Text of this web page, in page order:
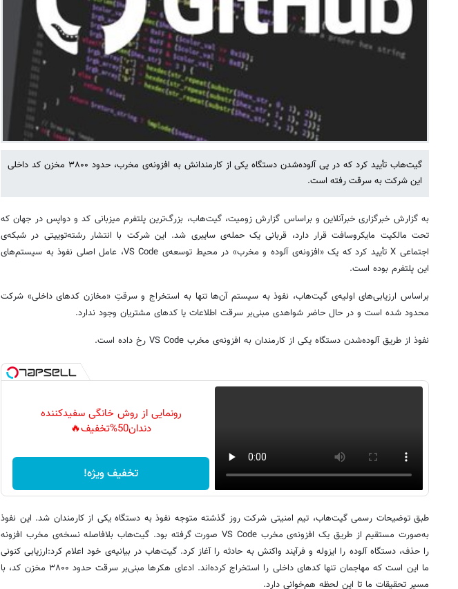
گیت‌هاب تأیید کرد که در پی آلوده‌شدن دستگاه یکی از کارمندانش به افزونه‌ی مخرب، حدود ۳۸۰۰ مخزن کد داخلی
این شرکت به سرقت رفته است.
به گزارش خبرگزاری خبرآنلاین و براساس گزارش زومیت، گیت‌هاب، بزرگ‌ترین پلتفرم میزبانی کد و دواپس در جهان که
تحت مالکیت مایکروسافت قرار دارد، قربانی یک حمله‌ی سایبری شد. این شرکت با انتشار رشته‌توییتی در شبکه‌ی
اجتماعی X تأیید کرد که یک «افزونه‌ی آلوده و مخرب» در محیط توسعه‌ی VS Code، عامل اصلی نفوذ به سیستم‌های
این پلتفرم بوده است.
براساس ارزیابی‌های اولیه‌ی گیت‌هاب، نفوذ به سیستم آن‌ها تنها به استخراج و سرقتِ «مخازن کدهای داخلی» شرکت
محدود شده است و در حال حاضر شواهدی مبنی‌بر سرقت اطلاعات یا کدهای مشتریان وجود ندارد.
نفوذ از طریق آلوده‌شدن دستگاه یکی از کارمندان به افزونه‌ی مخرب VS Code رخ داده است.
رونمایی از روش خانگی سفیدکننده
دندان50%تخفیف🔥
تخفیف ویژه!
طبق توضیحات رسمی گیت‌هاب، تیم امنیتی شرکت روز گذشته متوجه نفوذ به دستگاه یکی از کارمندان شد. این نفوذ
به‌صورت مستقیم از طریق یک افزونه‌ی مخرب VS Code صورت گرفته بود. گیت‌هاب بلافاصله نسخه‌ی مخرب افزونه
را حذف، دستگاه آلوده را ایزوله و فرآیند واکنش به حادثه را آغاز کرد. گیت‌هاب در بیانیه‌ی خود اعلام کرد:ارزیابی کنونی
ما این است که مهاجمان تنها کدهای داخلی را استخراج کرده‌اند. ادعای هکرها مبنی‌بر سرقت حدود ۳۸۰۰ مخزن کد، با
مسیر تحقیقات ما تا این لحظه هم‌خوانی دارد.